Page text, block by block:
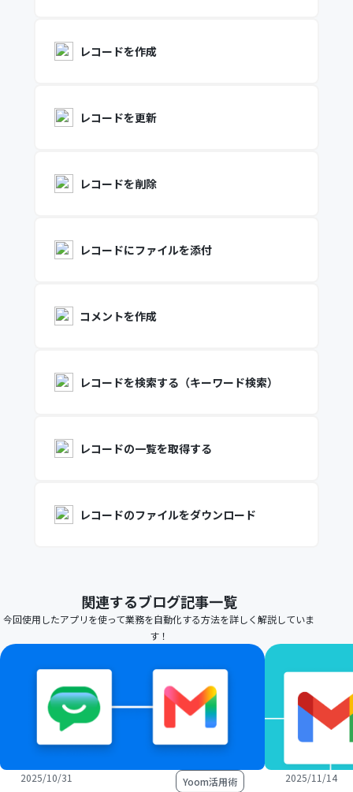
レコードを作成
レコードを更新
レコードを削除
レコードにファイルを添付
コメントを作成
レコードを検索する（キーワード検索）
レコードの一覧を取得する
レコードのファイルをダウンロード
関連するブログ記事一覧
今回使用したアプリを使って業務を自動化する方法を詳しく解説していま
す！
2025/10/31 Yoom活用術 2025/11/14